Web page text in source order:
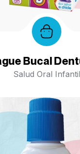
Bucal
Salud Oral Infantil